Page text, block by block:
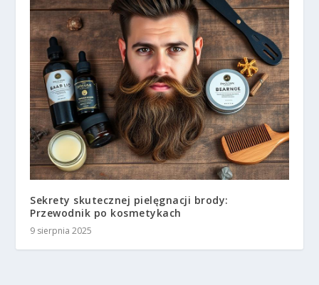
Sekrety skutecznej pielęgnacji brody:
Przewodnik po kosmetykach
9 sierpnia 2025